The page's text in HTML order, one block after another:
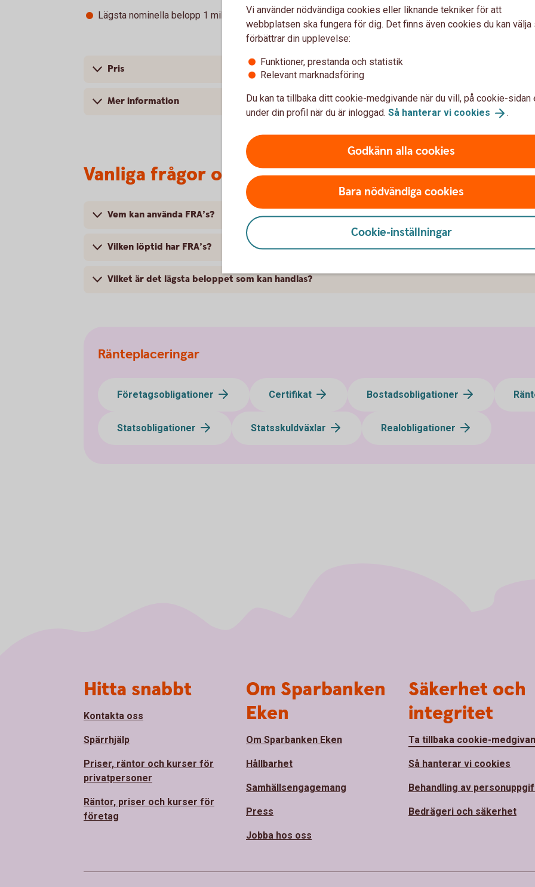
Lägsta nominella belopp 1 miljoner SEK
Pris
Mer information
Vanliga frågor och svar om FRA
Vem kan använda FRA’s?
Vilken löptid har FRA’s?
Vilket är det lägsta beloppet som kan handlas?
Ränteplaceringar
Företagsobligationer Certifikat Bostadsobligationer
Statsobligationer Statsskuldväxlar Realobligationer
Vi använder nödvändiga cookies eller liknande tekniker för att
webbplatsen ska fungera för dig. Det finns även cookies du kan välja
förbättrar din upplevelse:
Funktioner, prestanda och statistik
Relevant marknadsföring
Du kan ta tillbaka ditt cookie-medgivande när du vill, på cookie-sidan
under din profil när du är inloggad. Så hanterar vi cookies .
Godkänn alla cookies
Bara nödvändiga cookies
Cookie-inställningar
Hitta snabbt
Kontakta oss
Spärrhjälp
Priser, räntor och kurser för
privatpersoner
Räntor, priser och kurser för
företag
Om Sparbanken
Eken
Om Sparbanken Eken
Hållbarhet
Samhällsengagemang
Press
Jobba hos oss
Säkerhet och
integritet
Ta tillbaka cookie-
Så hanterar vi cookies
Behandling av
Bedrägeri och säkerhet